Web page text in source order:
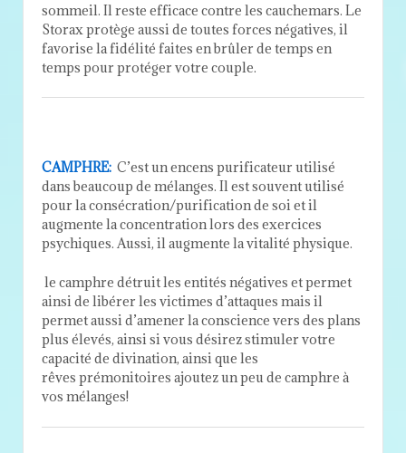
sommeil. Il reste efficace contre les cauchemars. Le
Storax protège aussi de toutes forces négatives, il
favorise la fidélité faites en brûler de temps en
temps pour protéger votre couple.
CAMPHRE: C’est un encens purificateur utilisé
dans beaucoup de mélanges. Il est souvent utilisé
pour la consécration/purification de soi et il
augmente la concentration lors des exercices
psychiques. Aussi, il augmente la vitalité physique.
le camphre détruit les entités négatives et permet
ainsi de libérer les victimes d’attaques mais il
permet aussi d’amener la conscience vers des plans
plus élevés, ainsi si vous désirez stimuler votre
capacité de divination, ainsi que les
rêves prémonitoires ajoutez un peu de camphre à
vos mélanges!